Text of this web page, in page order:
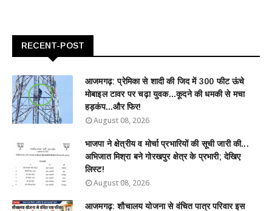
RECENT-POST
आजमगढ़: प्रेमिका से शादी की जिद में 300 फीट ऊंचे
मोबाइल टावर पर चढ़ा युवक...कूदने की धमकी से मचा
हड़कंप...और फिर!
August 08, 2026
भाजपा ने क्षेत्रीय व मोर्चा प्रभारियों की सूची जारी की...
अभिजात मिश्रा बने गोरखपुर क्षेत्र के प्रभारी; देखिए
लिस्ट!
August 08, 2026
आजमगढ़: शौचालय योजना से वंचित पात्र परिवार इस